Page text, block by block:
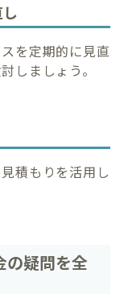
を定期的に見直
しましょう。
積もりを活用し
の疑問を全